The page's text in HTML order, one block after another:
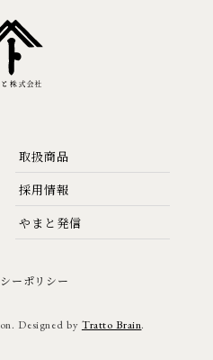
取扱商品
採用情報
やまと発信
ーポリシー
Designed by Tratto Brain.